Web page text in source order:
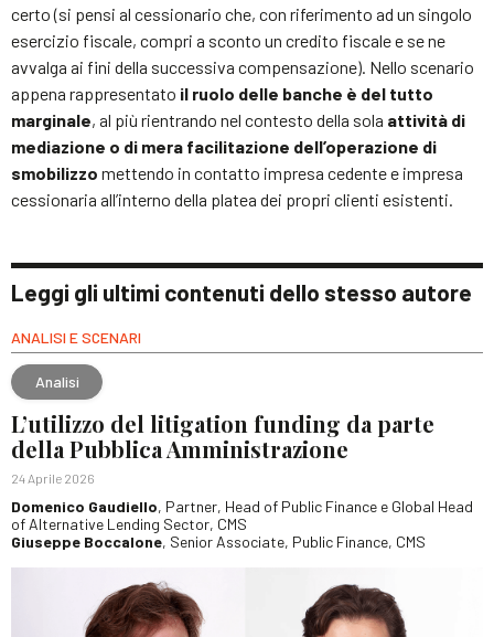
certo (si pensi al cessionario che, con riferimento ad un singolo
esercizio fiscale, compri a sconto un credito fiscale e se ne
avvalga ai fini della successiva compensazione). Nello scenario
appena rappresentato il ruolo delle banche è del tutto
marginale, al più rientrando nel contesto della sola attività di
mediazione o di mera facilitazione dell’operazione di
smobilizzo mettendo in contatto impresa cedente e impresa
cessionaria all’interno della platea dei propri clienti esistenti.
Leggi gli ultimi contenuti dello stesso autore
ANALISI E SCENARI
Analisi
L’utilizzo del litigation funding da parte
della Pubblica Amministrazione
24 Aprile 2026
Domenico Gaudiello, Partner, Head of Public Finance e Global Head
of Alternative Lending Sector, CMS
Giuseppe Boccalone, Senior Associate, Public Finance, CMS